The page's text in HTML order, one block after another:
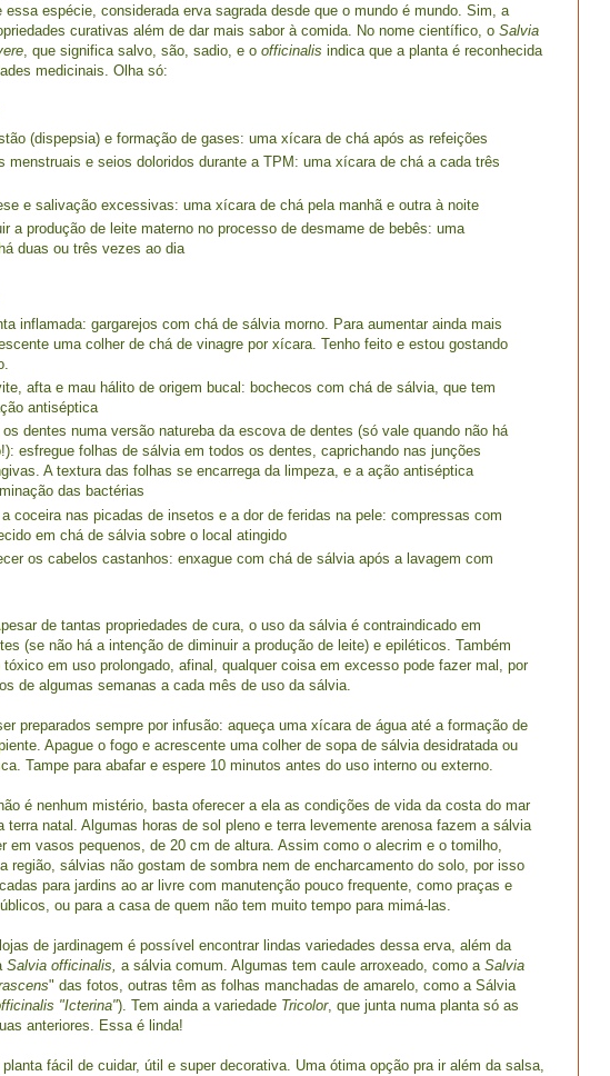
essa espécie, considerada erva sagrada desde que o mundo é mundo. Sim, a
curativas além de dar mais sabor à comida. No nome científico, o Salvia
, que significa salvo, são, sadio, e o officinalis indica que a planta é reconhecida
medicinais. Olha só:
(dispepsia) e formação de gases: uma xícara de chá após as refeições
menstruais e seios doloridos durante a TPM: uma xícara de chá a cada três
e salivação excessivas: uma xícara de chá pela manhã e outra à noite
a produção de leite materno no processo de desmame de bebês: uma
duas ou três vezes ao dia
inflamada: gargarejos com chá de sálvia morno. Para aumentar ainda mais
uma colher de chá de vinagre por xícara. Tenho feito e estou gostando
afta e mau hálito de origem bucal: bochecos com chá de sálvia, que tem
antiséptica
os dentes numa versão natureba da escova de dentes (só vale quando não há
esfregue folhas de sálvia em todos os dentes, caprichando nas junções
A textura das folhas se encarrega da limpeza, e a ação antiséptica
das bactérias
coceira nas picadas de insetos e a dor de feridas na pele: compressas com
em chá de sálvia sobre o local atingido
os cabelos castanhos: enxague com chá de sálvia após a lavagem com
de tantas propriedades de cura, o uso da sálvia é contraindicado em
(se não há a intenção de diminuir a produção de leite) e epiléticos. Também
tóxico em uso prolongado, afinal, qualquer coisa em excesso pode fazer mal, por
de algumas semanas a cada mês de uso da sálvia.
preparados sempre por infusão: aqueça uma xícara de água até a formação de
Apague o fogo e acrescente uma colher de sopa de sálvia desidratada ou
Tampe para abafar e espere 10 minutos antes do uso interno ou externo.
é nenhum mistério, basta oferecer a ela as condições de vida da costa do mar
terra natal. Algumas horas de sol pleno e terra levemente arenosa fazem a sálvia
em vasos pequenos, de 20 cm de altura. Assim como o alecrim e o tomilho,
região, sálvias não gostam de sombra nem de encharcamento do solo, por isso
para jardins ao ar livre com manutenção pouco frequente, como praças e
ou para a casa de quem não tem muito tempo para mimá-las.
de jardinagem é possível encontrar lindas variedades dessa erva, além da
Salvia officinalis, a sálvia comum. Algumas tem caule arroxeado, como a Salvia
" das fotos, outras têm as folhas manchadas de amarelo, como a Sálvia
"Icterina"). Tem ainda a variedade Tricolor, que junta numa planta só as
anteriores. Essa é linda!
fácil de cuidar, útil e super decorativa. Uma ótima opção pra ir além da salsa,